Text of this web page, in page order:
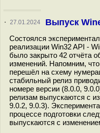
· 27.01.2024 Выпуск
Состоялся
реализации Win32 API -
было закрыто 42 отчёта
изменений. Напомним,
перешёл на схему
стабильный релиз
номере версии (8.0.0,
релизам выпускаются с
9.0.2, 9.0.3).
процессе подготовки
выпускаются с